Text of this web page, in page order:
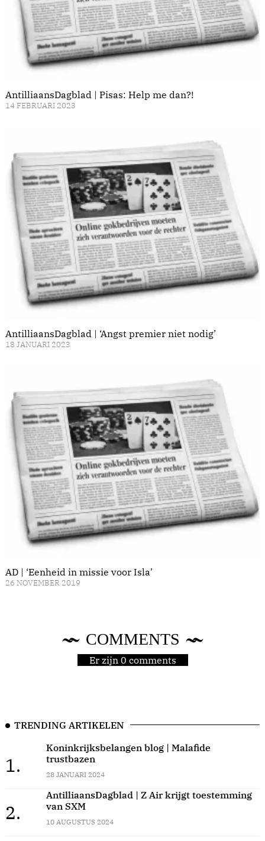
AntilliaansDagblad | Pisas: Help me dan?!
14 FEBRUARI 2023
AntilliaansDagblad | ‘Angst premier niet nodig’
18 JANUARI 2023
AD | ‘Eenheid in missie voor Isla’
26 NOVEMBER 2019
COMMENTS
Er zijn 0 comments
TRENDING ARTIKELEN
1.
Koninkrijksbelangen blog | Malafide
trustbazen
28 JANUARI 2024
2.
AntilliaansDagblad | Z Air krijgt toestemming
van SXM
10 AUGUSTUS 2024